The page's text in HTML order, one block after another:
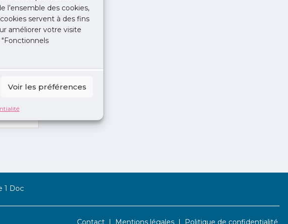
l’ensemble des cookies,
servent à des fins
améliorer votre visite
Voir les préférences
1 Doc
Contact Mentions légales Politique de confidentialité